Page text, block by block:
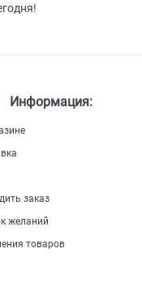
Информация:
заказ
желаний
товаров